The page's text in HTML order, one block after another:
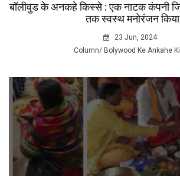
बॉलीवुड के अनकहे किस्से : एक नाटक कंपनी
तक स्वस्थ मनोरंजन किया
23 Jun, 2024
Column/ Bolywood Ke Ankahe